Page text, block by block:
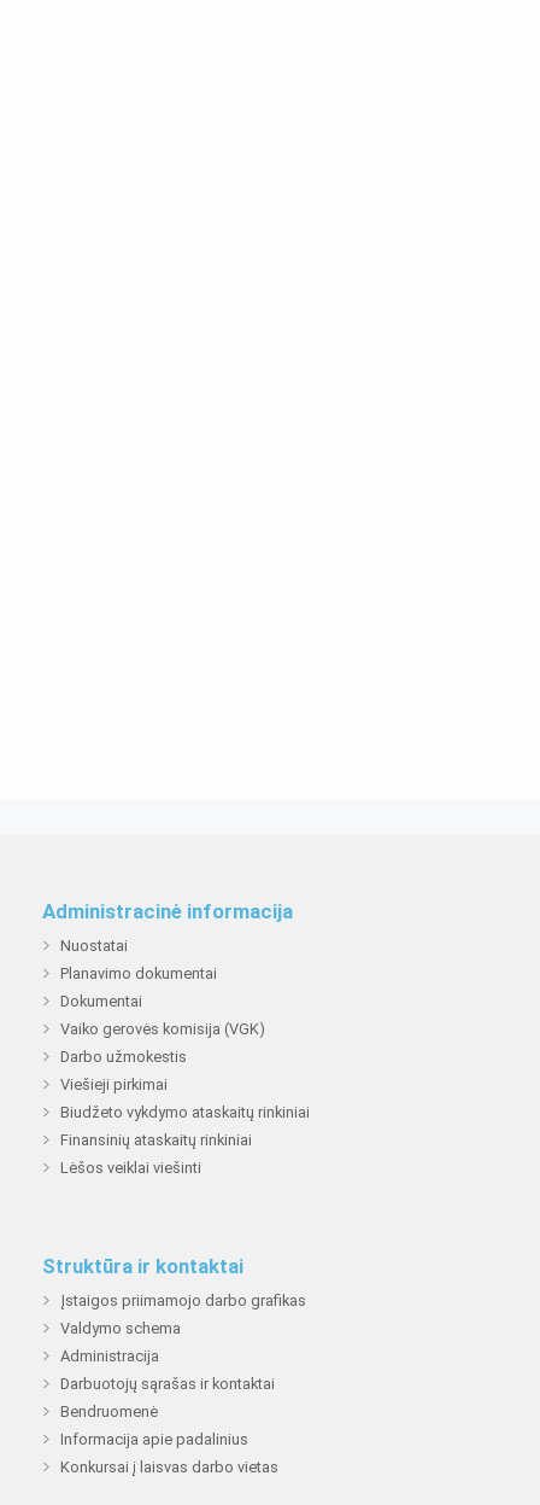
Administracinė informacija
Nuostatai
Planavimo dokumentai
Dokumentai
Vaiko gerovės komisija (VGK)
Darbo užmokestis
Viešieji pirkimai
Biudžeto vykdymo ataskaitų rinkiniai
Finansinių ataskaitų rinkiniai
Lėšos veiklai viešinti
Struktūra ir kontaktai
Įstaigos priimamojo darbo grafikas
Valdymo schema
Administracija
Darbuotojų sąrašas ir kontaktai
Bendruomenė
Informacija apie padalinius
Konkursai į laisvas darbo vietas